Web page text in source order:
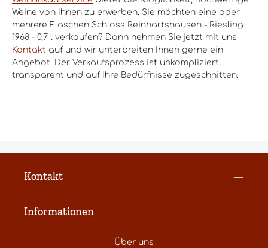
Weine von Ihnen zu erwerben. Sie möchten eine oder
mehrere Flaschen Schloss Reinhartshausen - Riesling
1968 - 0,7 l verkaufen? Dann nehmen Sie jetzt mit uns
Kontakt auf und wir unterbreiten Ihnen gerne ein
Angebot. Der Verkaufsprozess ist unkompliziert,
transparent und auf Ihre Bedürfnisse zugeschnitten.
Kontakt
Informationen
Über uns